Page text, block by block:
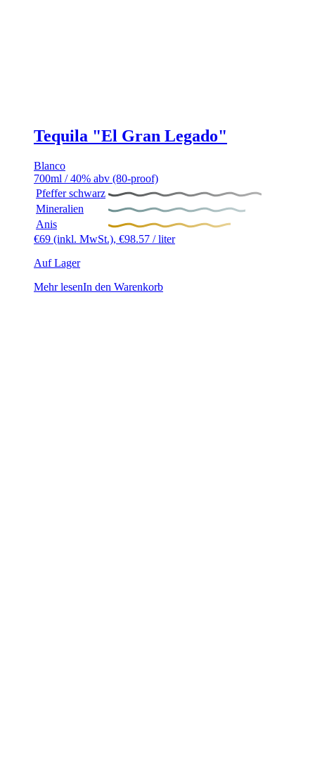
Tequila "El Gran Legado"
Blanco
700ml / 40% abv (80-proof)
Pfeffer schwarz
Mineralien
Anis
€69 (inkl. MwSt.), €98.57 / liter
Auf Lager
Mehr lesenIn den Warenkorb